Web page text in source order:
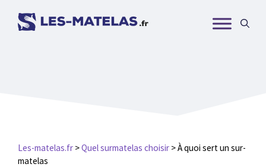
Les-matelas.fr >Quel surmatelas choisir >À quoi sert un sur-
matelas